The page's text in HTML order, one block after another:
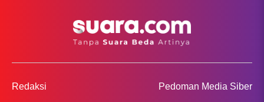
Redaksi Pedoman Media Siber